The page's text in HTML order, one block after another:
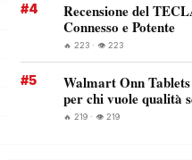
#4
Recensione del
Connesso e Potente
🔥 223 · 👁️ 223
#5
Walmart Onn
per chi vuole qualità
🔥 219 · 👁️ 219